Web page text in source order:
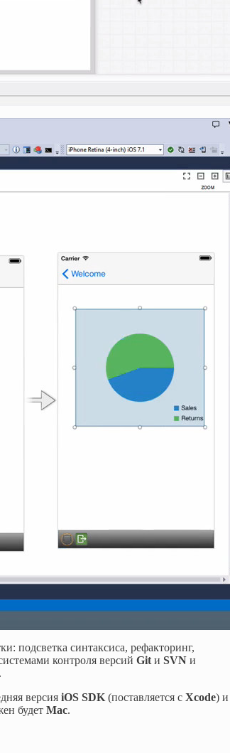
подсветка синтаксиса, рефакторинг,
контроля версий Git и SVN и
.
версия iOS SDK (поставляется с Xcode) и
будет Mac.